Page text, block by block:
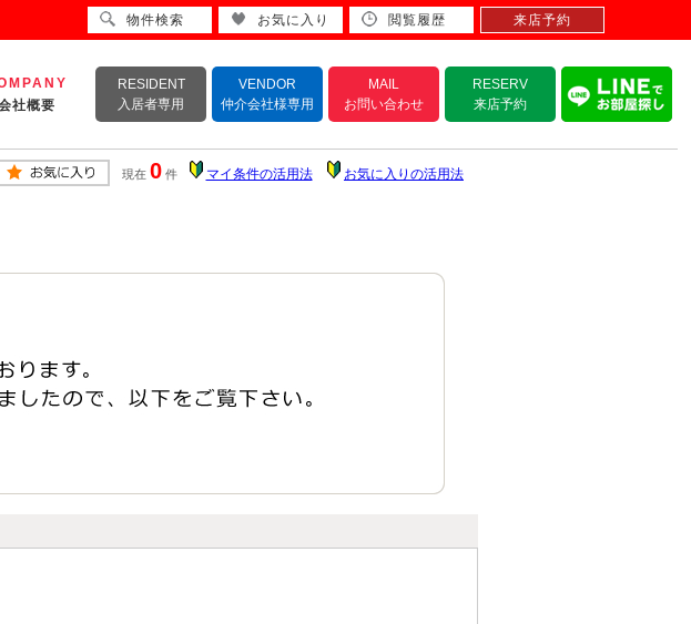
社概要
RESIDENT
入居者専用
VENDOR
仲介会社様専用
MAIL
お問い合わせ
RESERV
来店予約
現在 0 件 マイ条件の活用法 お気に入りの活用法
物件検索 お気に入り 閲覧履歴 来店予約